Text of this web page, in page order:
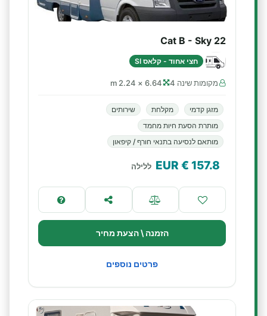
Cat B - Sky 22
חצי אחוד - קלאס SI
מקומות שינה 4 6.64 × 2.24 m
מזגן קדמי מקלחת
שירותים
מותרת הסעת חיות מחמד
מותאם לנסיעה בתנאי חורף / קיפאון
157.8
€ EUR ללילה
הזמנה \ הצעת מחיר
פרטים נוספים